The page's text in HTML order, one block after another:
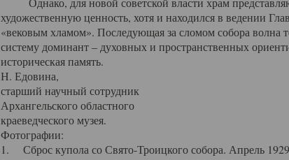
художественную ценность, хотя и находился в ведении
«вековым хламом». Последующая за сломом собора волна
систему доминант – духовных и пространственных
историческая память.
Н. Едовина,
старший научный сотрудник
Архангельского областного
краеведческого музея.
Фотографии:
1. Сброс купола со Свято-Троицкого собора. Апрель